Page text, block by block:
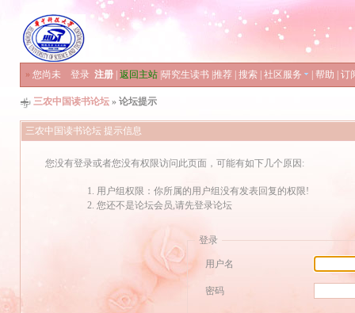
» 您尚未 登录 注册 返回主站 研究生读书 推荐 搜索 社区服务 帮助 订
三农中国读书论坛 » 论坛提示
三农中国读书论坛 提示信息
您没有登录或者您没有权限访问此页面，可能有如下几个原因:
用户组权限：你所属的用户组没有发表回复的权限!
您还不是论坛会员,请先登录论坛
登录
用户名
密码